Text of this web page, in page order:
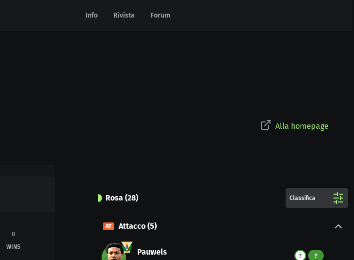
Info Rivista Forum
Info Rivista Forum
Alla homepage
0
WINS
Rosa (28) Classifica
AT Attacco (5)
Pauwels ? ?